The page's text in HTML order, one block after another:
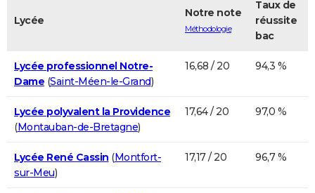
Lycée
Notre note
Méthodologie
Taux de
réussite
bac
Lycée professionnel Notre-
Dame (Saint-Méen-le-Grand)
16,68 / 20 94,3 %
Lycée polyvalent la Providence
(Montauban-de-Bretagne)
17,64 / 20 97,0 %
Lycée René Cassin (Montfort-
sur-Meu)
17,17 / 20 96,7 %